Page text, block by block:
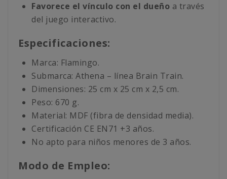
Favorece el vínculo con el dueño a través
del juego interactivo.
Especificaciones:
Marca: Flamingo.
Submarca: Athena – línea Brain Train.
Dimensiones: 25 cm x 25 cm x 2,5 cm.
Peso: 670 g.
Material: MDF (fibra de densidad media).
Certificación CE EN71 +3 años.
No apto para niños menores de 3 años.
Modo de Empleo: